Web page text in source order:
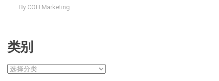
By COH Marketing
类别
类